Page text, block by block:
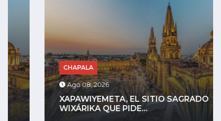
CHAPALA
Ago 08, 2026
XAPAWIYEMETA, EL SITIO SAGRADO
WIXÁRIKA QUE PIDE...